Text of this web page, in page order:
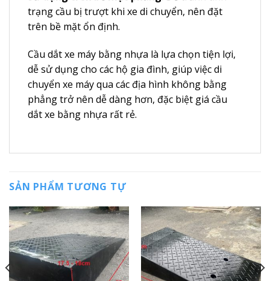
trạng cầu bị trượt khi xe di chuyển, nên đặt
trên bề mặt ổn định.
Cầu dắt xe máy bằng nhựa là lựa chọn tiện lợi,
dễ sử dụng cho các hộ gia đình, giúp việc di
chuyển xe máy qua các địa hình không bằng
phẳng trở nên dễ dàng hơn, đặc biệt giá cầu
dắt xe bằng nhựa rất rẻ.
SẢN PHẨM TƯƠNG TỰ